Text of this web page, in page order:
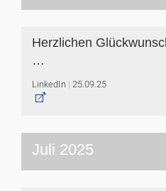
Herzlichen
…
LinkedIn 25.09.25
Juli 2025